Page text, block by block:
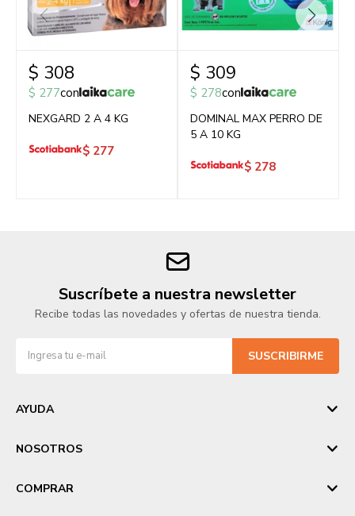
$ 308
$ 277con
NEXGARD 2 A 4 KG
$ 277
$ 309
$ 278con
DOMINAL MAX PERRO DE
5 A 10 KG
$ 278
Suscríbete a nuestra newsletter
Recibe todas las novedades y ofertas de nuestra tienda.
SUSCRIBIRME
AYUDA
NOSOTROS
COMPRAR